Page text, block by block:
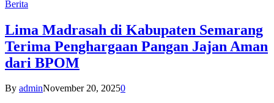
Berita
Lima Madrasah di Kabupaten Semarang
Terima Penghargaan Pangan Jajan Aman
dari BPOM
By adminNovember 20, 20250